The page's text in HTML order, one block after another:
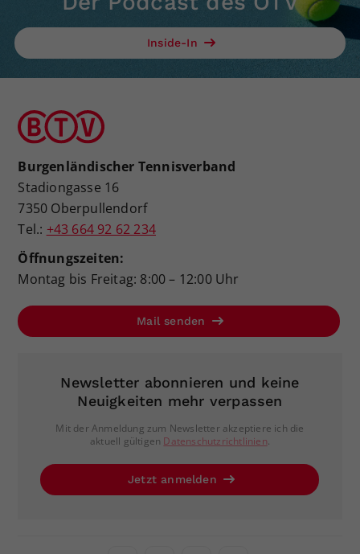
Inside-In
Burgenländischer Tennisverband
Stadiongasse 16
7350 Oberpullendorf
Tel.: +43 664 92 62 234
Öffnungszeiten:
Montag bis Freitag: 8:00 – 12:00 Uhr
Mail senden
Newsletter abonnieren und keine
Neuigkeiten mehr verpassen
Mit der Anmeldung zum Newsletter akzeptiere ich die
aktuell gültigen Datenschutzrichtlinien.
Jetzt anmelden